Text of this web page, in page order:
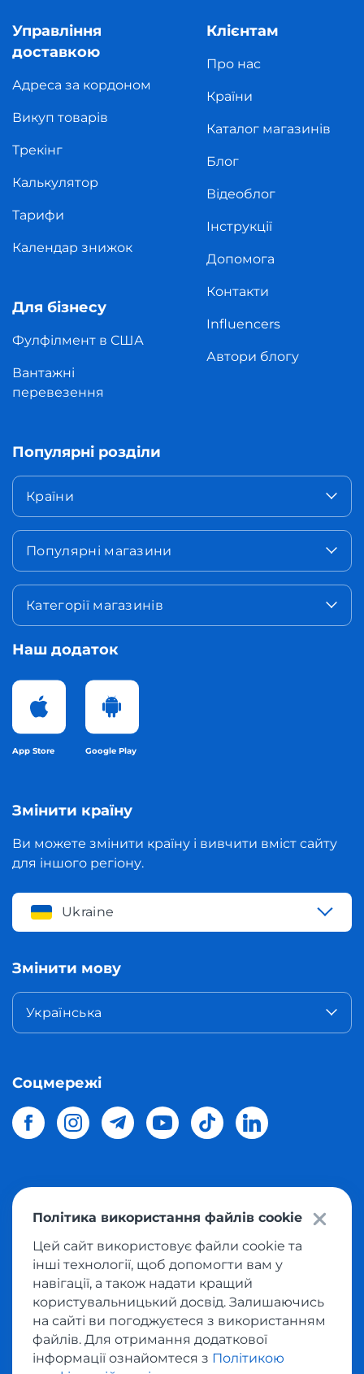
Управління
доставкою
Адреса за кордоном
Викуп товарів
Трекінг
Калькулятор
Тарифи
Календар знижок
Для бізнесу
Фулфілмент в США
Вантажні
перевезення
Клієнтам
Про нас
Країни
Каталог магазинів
Блог
Відеоблог
Інструкції
Допомога
Контакти
Influencers
Автори блогу
Популярні розділи
Країни
Популярні магазини
Категорії магазинів
Наш додаток
App Store Google Play
Змінити країну
Ви можете змінити країну і вивчити вміст сайту
для іншого регіону.
Ukraine
Змінити мову
Українська
Соцмережі
магазинів світу в Україну.Всі права захищені
Політика конфіденційності
Публічна оферта
Умови користування сервісом викупу товарів
Політика використання файлів cookie
Цей сайт використовує файли cookie та
інші технології, щоб допомогти вам у
навігації, а також надати кращий
користувальницький досвід. Залишаючись
на сайті ви погоджуєтеся з використанням
файлів. Для отримання додаткової
інформації ознайомтеся з Політикою